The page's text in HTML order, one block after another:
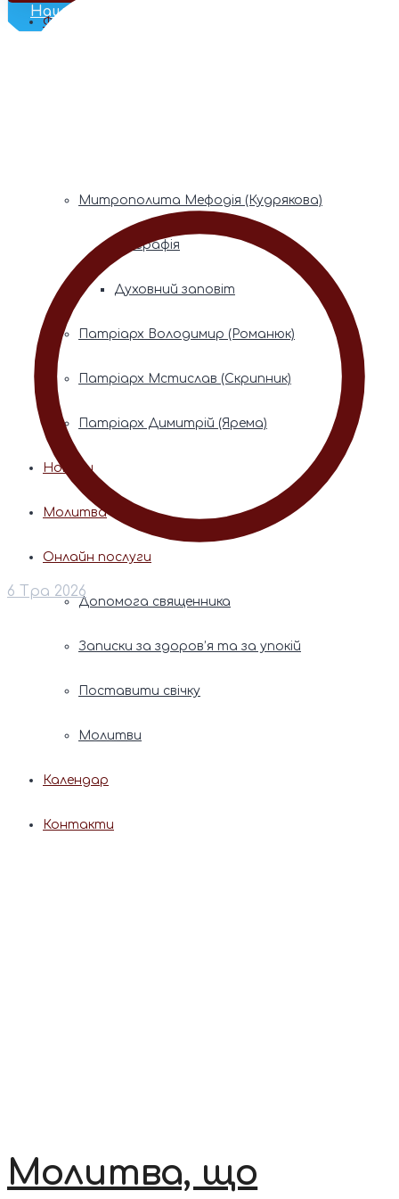
Наш Телеграм
Фонди пам’яті
Митрополита Мефодія (Кудрякова)
Біографія
Духовний заповіт
Патріарх Володимир (Романюк)
Патріарх Мстислав (Скрипник)
Патріарх Димитрій (Ярема)
Новини
Молитва
Онлайн послуги
Допомога священника
Записки за здоров’я та за упокій
Поставити свічку
Молитви
Календар
Контакти
6 Тра 2026
Молитва, що